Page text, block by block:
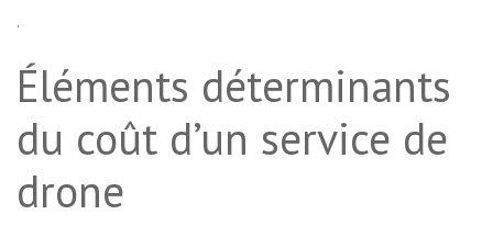
.
Éléments déterminants
du coût d’un service de
drone